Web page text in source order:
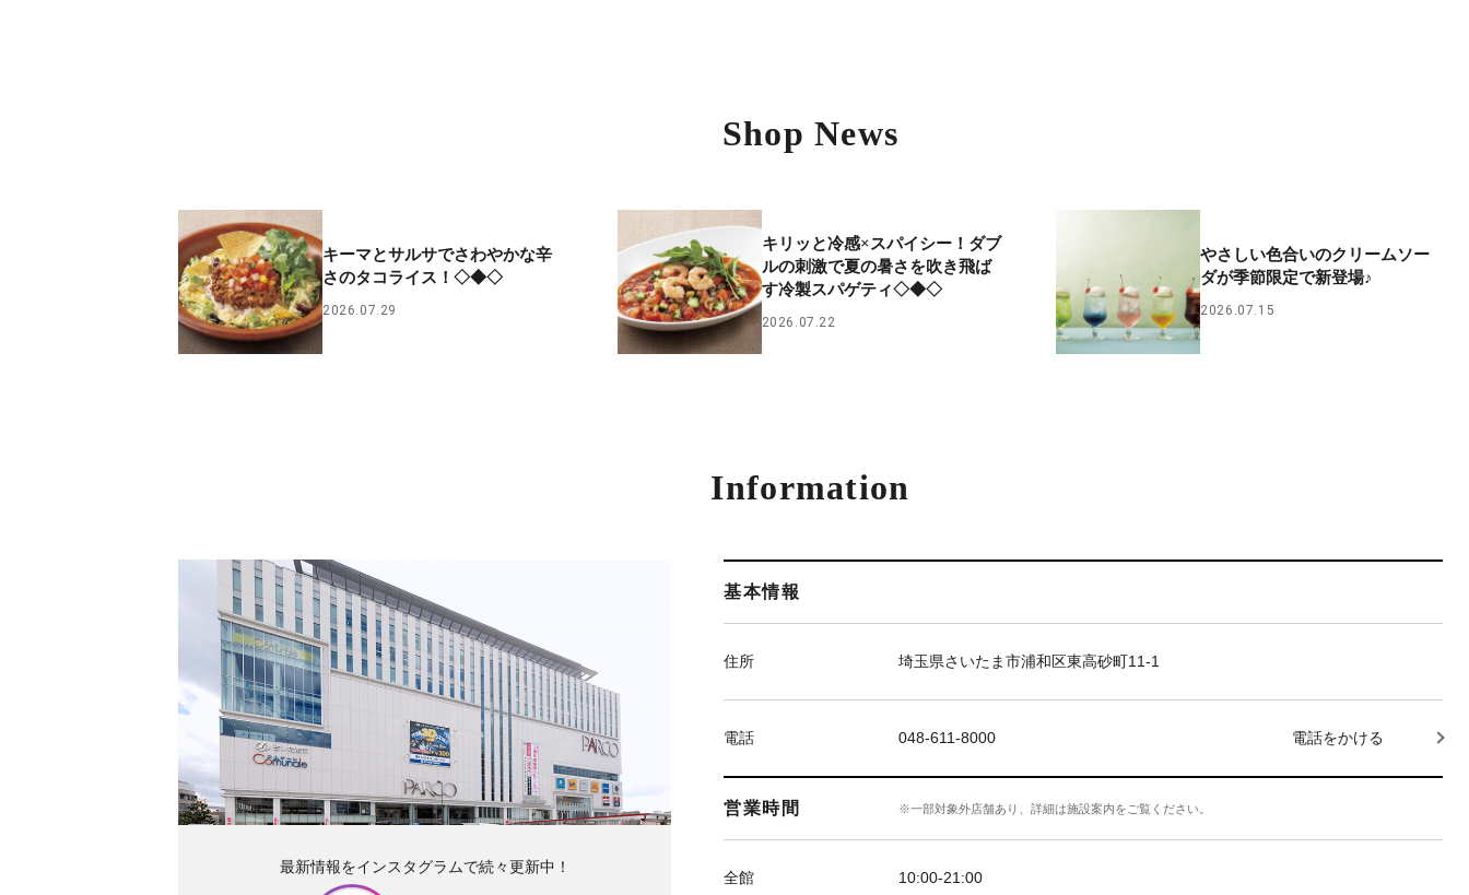
Shop News
キーマとサルサでさわやかな辛
さのタコライス！◇◆◇
2026.07.29
キリッと冷感×スパイシー！ダブ
ルの刺激で夏の暑さを吹き飛ば
す冷製スパゲティ◇◆◇
2026.07.22
やさしい色合いのクリームソー
ダが季節限定で新登場♪
2026.07.15
Information
基本情報
住所 埼玉県さいたま市浦和区東高砂町11-1
電話 048-611-8000 電話をかける
営業時間 ※一部対象外店舗あり、詳細は施設案内をご覧ください。
全館 10:00‐21:00
最新情報をインスタグラムで続々更新中！